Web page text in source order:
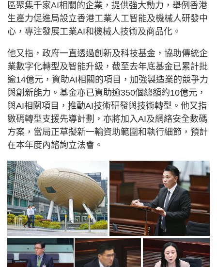
區聚集千家AI相關的企業，提供強大動力，舉例香港
生產力促進局設立香港工業人工智能及機械人研發中
心，專注發展工業AI和機械人技術及商品化。
他又指，政府一直透過創新及科技基金，協助傳統企
業數字化轉型及智能升級，截至去年底基金已累計批
逾14億元，資助AI相關的項目，加強製造業的競爭力
與創新能力。基金亦已資助逾350個總額約10億元，
與AI相關項目，推動AI技術研發與技術轉型。他又指
數碼轉型支援先導計劃，亦將加入AI及網絡安全數碼
方案，當局正草擬新一輸資助範圍和執行細節，預計
在本年度內諮詢立法會。